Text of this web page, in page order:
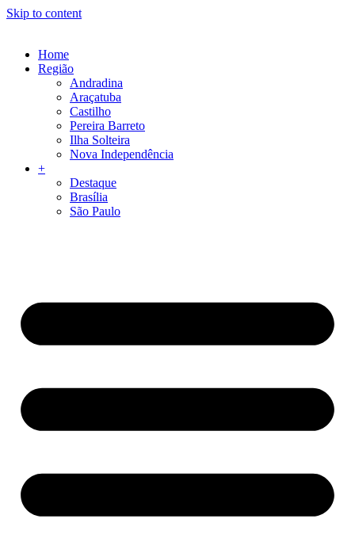
Skip to content
Home
Região
Andradina
Araçatuba
Castilho
Pereira Barreto
Ilha Solteira
Nova Independência
+
Destaque
Brasília
São Paulo